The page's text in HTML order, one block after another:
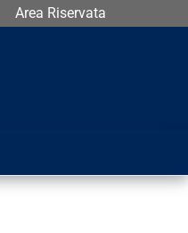
Area Riservata